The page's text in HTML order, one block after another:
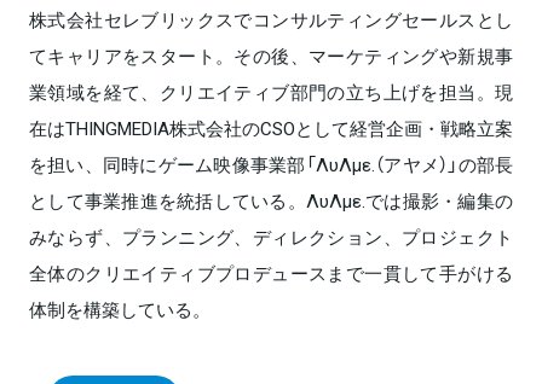
株式会社セレブリックスでコンサルティングセールスとし
てキャリアをスタート。その後、マーケティングや新規事
業領域を経て、クリエイティブ部門の立ち上げを担当。現
在はTHINGMEDIA株式会社のCSOとして経営企画・戦略立案
を担い、同時にゲーム映像事業部「ΛυΛμε.（アヤメ）」の部長
として事業推進を統括している。ΛυΛμε.では撮影・編集の
みならず、プランニング、ディレクション、プロジェクト
全体のクリエイティブプロデュースまで一貫して手がける
体制を構築している。